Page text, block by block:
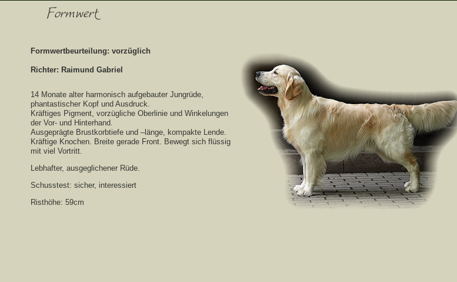
Formwertbeurteilung: vorzüglich
Richter: Raimund Gabriel
14 Monate alter harmonisch aufgebauter Jungrüde,
phantastischer Kopf und Ausdruck.
Kräftiges Pigment, vorzügliche Oberlinie und Winkelungen
der Vor- und Hinterhand.
Ausgeprägte Brustkorbtiefe und –länge, kompakte Lende.
Kräftige Knochen. Breite gerade Front. Bewegt sich flüssig
mit viel Vortritt.
Lebhafter, ausgeglichener Rüde.
Schusstest: sicher, interessiert
Risthöhe: 59cm